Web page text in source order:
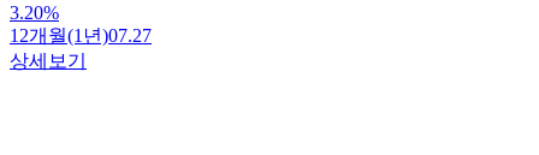
3.20%
12개월(1년)07.27
상세보기